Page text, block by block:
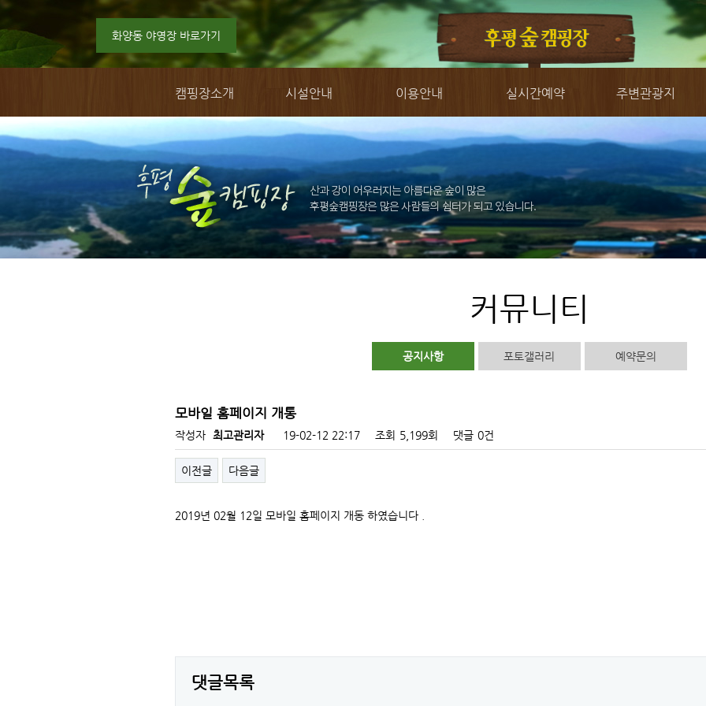
화양동 야영장 바로가기
캠핑장소개 시설안내 이용안내 실시간예약 주변관광지
커뮤니티
공지사항 포토갤러리 예약문의
모바일 홈페이지 개통
작성자 최고관리자 19-02-12 22:17 조회 5,199회 댓글 0건
이전글 다음글
2019년 02월 12일 모바일 홈페이지 개동 하였습니다 .
댓글목록